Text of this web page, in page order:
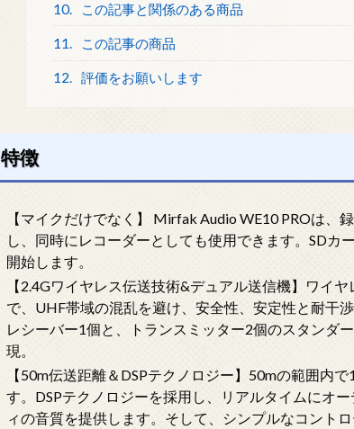
10. この記事と関係のある商品
11. この記事の商品
12. 評価をお願いします
特徴
【マイクだけでなく】 Mirfak Audio WE10 PROは
し、同時にレコーダーとしても使用できます。SDカ
開始します。
【2.4Gワイヤレス伝送技術&デュアル送信機】ワイ
で、UHF帯域の混乱を避け、安全性、安定性と耐干
レシーバー1個と、トランスミッター2個のスタンダ
現。
【50m伝送距離＆DSPテクノロジー】50mの範囲内
す。DSPテクノロジーを採用し、リアルタイムにオ
ィの音質を提供します。そして、シンプルなコント